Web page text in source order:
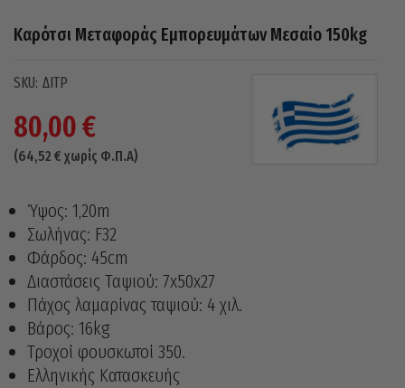
Καρότσι Μεταφοράς Εμπορευμάτων Μεσαίο 150kg
ΔΙΤΡ
80,00€
(64,52 € χωρίς Φ.Π.Α)
Ύψος: 1,20m
Σωλήνας: F32
Φάρδος: 45cm
Διαστάσεις Ταψιού: 7x50x27
Πάχος λαμαρίνας ταψιού: 4 χιλ.
Βάρος: 16kg
Τροχοί φουσκωτοί 350.
Ελληνικής Κατασκευής